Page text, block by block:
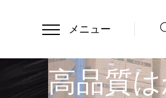
メニュー
高品質